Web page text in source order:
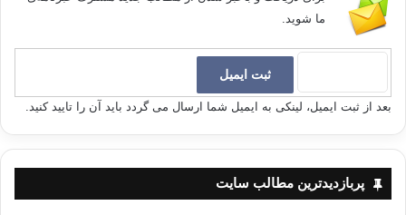
ما شوید.
بعد از ثبت ایمیل، لینکی به ایمیل شما ارسال می گردد باید آن را تایید کنید.
پربازدیدترین مطالب سایت